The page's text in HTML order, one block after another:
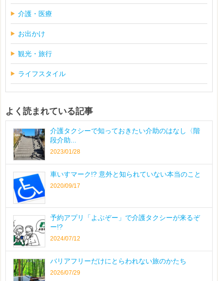
介護・医療
お出かけ
観光・旅行
ライフスタイル
よく読まれている記事
介護タクシーで知っておきたい介助のはなし〈階
段介助...
2023/01/28
車いすマーク!? 意外と知られていない本当のこと
2020/09/17
予約アプリ「よぶぞー」で介護タクシーが来るぞ
ー!?
2024/07/12
バリアフリーだけにとらわれない旅のかたち
2026/07/29